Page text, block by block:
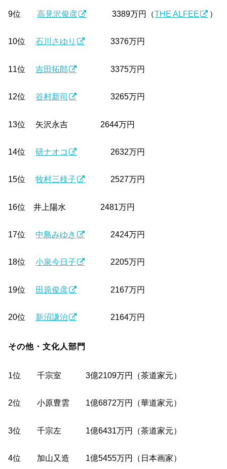
9位高見沢俊彦 3389万円（THE ALFEE ）
10位石川さゆり 3376万円
11位吉田拓郎 3375万円
12位谷村新司 3265万円
13位 矢沢永吉 2644万円
14位研ナオコ 2632万円
15位牧村三枝子 2527万円
16位 井上陽水 2481万円
17位中島みゆき 2424万円
18位小泉今日子 2205万円
19位 田原俊彦 2167万円
20位 新沼謙治 2164万円
その他・文化人部門
1位 千宗室 3億2109万円（茶道家元）
2位 小原豊雲 1億6872万円（華道家元）
3位 千宗左 1億6431万円（茶道家元）
4位 加山又造 1億5455万円（日本画家）